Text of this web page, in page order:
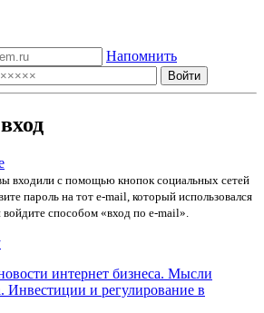
Напомнить
входили с помощью кнопок социальных сетей
пароль на тот e-mail, который использовался
войдите способом «вход по e-mail».